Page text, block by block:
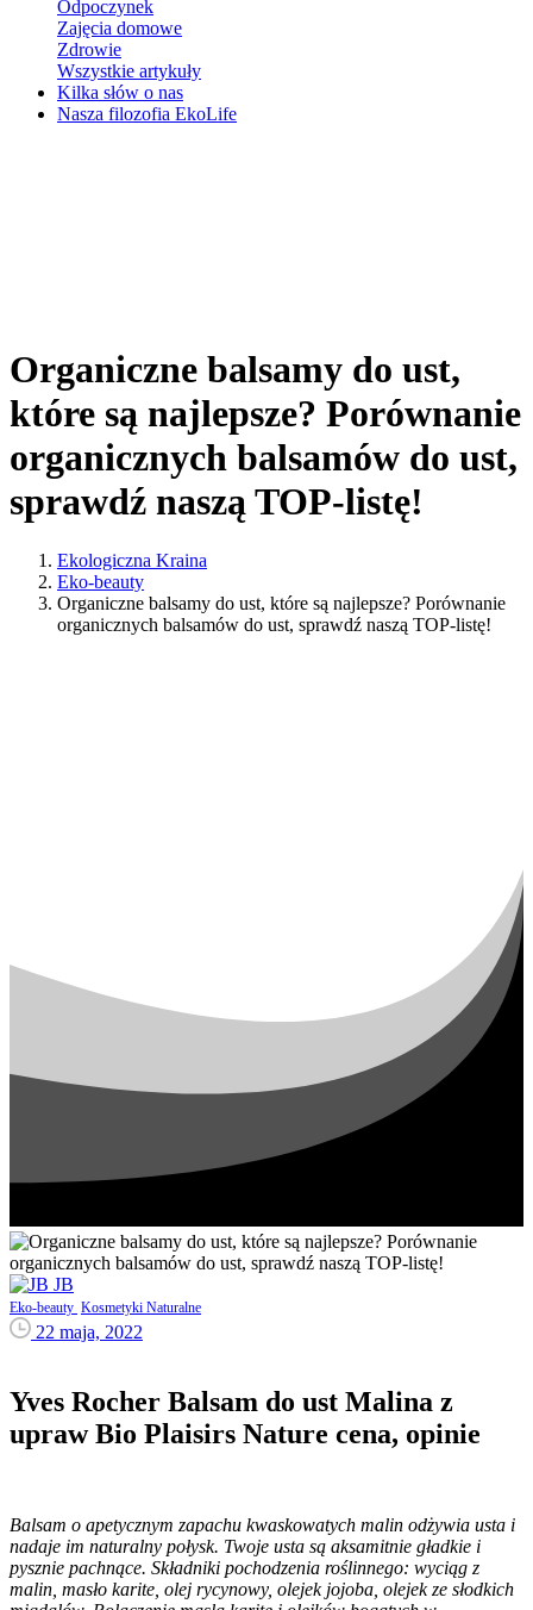
Odpoczynek
Zajęcia domowe
Zdrowie
Wszystkie artykuły
Kilka słów o nas
Nasza filozofia EkoLife
Organiczne balsamy do ust,
które są najlepsze? Porównanie
organicznych balsamów do ust,
sprawdź naszą TOP-listę!
Ekologiczna Kraina
Eko-beauty
Organiczne balsamy do ust, które są najlepsze? Porównanie
organicznych balsamów do ust, sprawdź naszą TOP-listę!
JB
Eko-beauty Kosmetyki Naturalne
22 maja, 2022
Yves Rocher Balsam do ust Malina z
upraw Bio Plaisirs Nature cena, opinie
Balsam o apetycznym zapachu kwaskowatych malin odżywia usta i
nadaje im naturalny połysk. Twoje usta są aksamitnie gładkie i
pysznie pachnące. Składniki pochodzenia roślinnego: wyciąg z
malin, masło karite, olej rycynowy, olejek jojoba, olejek ze słodkich